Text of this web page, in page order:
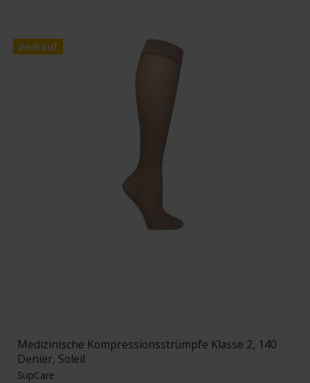
Verkauf
Medizinische Kompressionsstrümpfe Klasse 2, 140
Denier, Soleil
SupCare